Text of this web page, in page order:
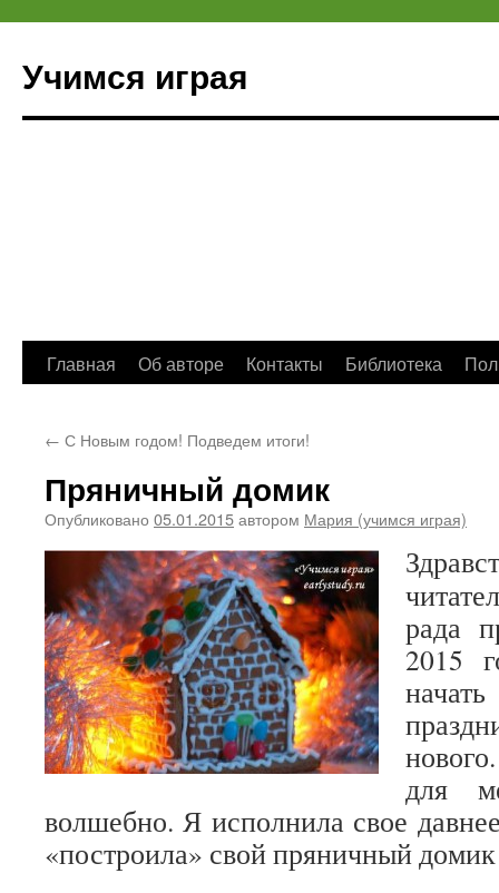
Учимся играя
Перейти
содержимому
Главная Об авторе Контакты Библиотека
← С Новым годом! Подведем итоги!
Пряничный домик
Опубликовано 05.01.2015автором Мария (учимся играя)
рада
2015
для
волшебно. Я исполнила свое
«построила» свой пряничный